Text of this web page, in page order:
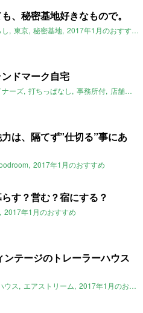
、秘密基地好きなもので。
東京 秘密基地 2017年1月のおすすめ
ドマーク自宅
ーズ 打ちっぱなし 事務所付 店舗付
は、隔てず”仕切る”事にあ
2017年1月のおすすめ
す？営む？宿にする？
2017年1月のおすすめ
ンテージのトレーラーハウス
ウス エアストリーム 2017年1月のおすすめ